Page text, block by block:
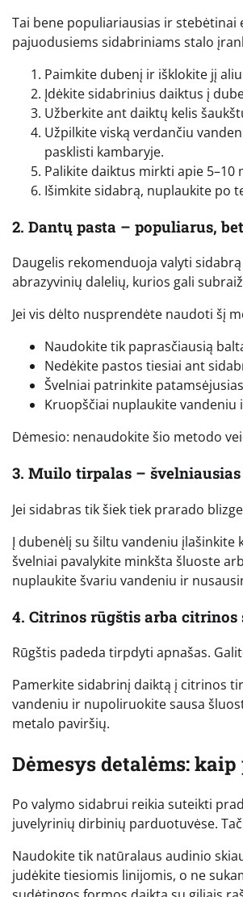
Tai bene populiariausias ir stebėtinai
pajuodusiems sidabriniams stalo
Paimkite dubenį ir išklokite jį
Įdėkite sidabrinius daiktus į
Užberkite ant daiktų kelis
Užpilkite viską verdančiu
pasklisti kambaryje.
Palikite daiktus mirkti apie 5–10
Išimkite sidabrą, nuplaukite po
2. Dantų pasta – populiarus,
Daugelis rekomenduoja valyti
abrazyvinių dalelių, kurios gali
Jei vis dėlto nusprendėte naudoti šį
Naudokite tik paprasčiausią
Nedėkite pastos tiesiai ant
Švelniai patrinkite
Kruopščiai nuplaukite vandeniu
Dėmesio: nenaudokite šio metodo
3. Muilo tirpalas –
Jei sidabras tik šiek tiek prarado
Į dubenėlį su šiltu vandeniu įlašinkite
švelniai pavalykite minkšta šluoste
nuplaukite švariu vandeniu ir
4. Citrinos rūgštis arba citrinos
Rūgštis padeda tirpdyti apnašas.
Pamerkite sidabrinį daiktą į citrinos
vandeniu ir nupoliruokite sausa
metalo paviršių.
Dėmesys detalėms:
Po valymo sidabrui reikia suteikti
juvelyrinių dirbinių parduotuvėse.
Naudokite tik natūralaus audinio
judėkite tiesiomis linijomis, o ne